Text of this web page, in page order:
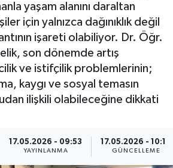
yaşam alanını daraltan
için yalnızca dağınıklık değil
işareti olabiliyor. Dr. Öğr.
son dönemde artış
ve istifçilik problemlerinin;
kaygı ve sosyal temasın
ilişkili olabileceğine dikkati
17.05.2026 - 09:53
YAYINLANMA
17.05.2026 - 10:10
GÜNCELLEME